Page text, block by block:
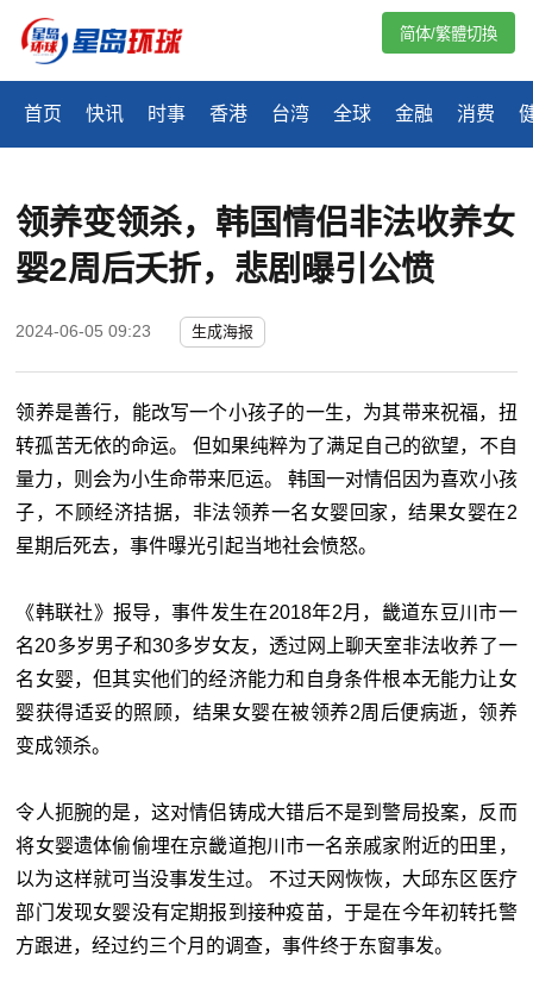
首页 快讯 时事 香港 台湾 全球 金融 消费
简体/繁體切換
领养变领杀，韩国情侣非法收养女
婴2周后夭折，悲剧曝引公愤
2024-06-05 09:23 生成海报
领养是善行，能改写一个小孩子的一生，为其带来祝福，扭
转孤苦无依的命运。 但如果纯粹为了满足自己的欲望，不自
量力，则会为小生命带来厄运。 韩国一对情侣因为喜欢小孩
子，不顾经济拮据，非法领养一名女婴回家，结果女婴在2
星期后死去，事件曝光引起当地社会愤怒。
《韩联社》报导，事件发生在2018年2月，畿道东豆川市一
名20多岁男子和30多岁女友，透过网上聊天室非法收养了一
名女婴，但其实他们的经济能力和自身条件根本无能力让女
婴获得适妥的照顾，结果女婴在被领养2周后便病逝，领养
变成领杀。
令人扼腕的是，这对情侣铸成大错后不是到警局投案，反而
将女婴遗体偷偷埋在京畿道抱川市一名亲戚家附近的田里，
以为这样就可当没事发生过。 不过天网恢恢，大邱东区医疗
部门发现女婴没有定期报到接种疫苗，于是在今年初转托警
方跟进，经过约三个月的调查，事件终于东窗事发。